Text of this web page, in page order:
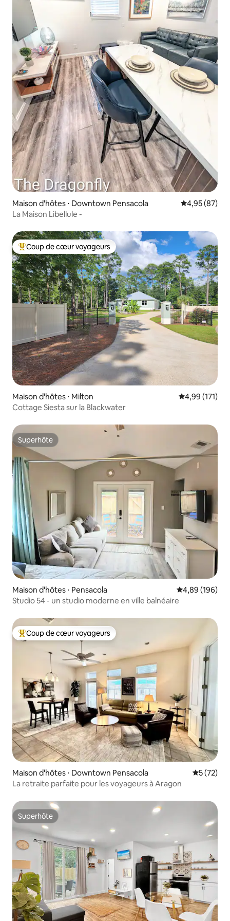
Maison d'hôtes ⋅ Downtown Pensacola Évaluation
4,95 (87)
La Maison Libellule -
Coups de cœur voyageurs les plus appréciés
Coup de cœur voyageurs
Maison d'hôtes ⋅ Milton Évaluation
4,99 (171)
Cottage Siesta sur la Blackwater
Superhôte
Superhôte
Maison d'hôtes ⋅ Pensacola Évaluation
4,89 (196)
Studio 54 - un studio moderne en ville balnéaire
Coups de cœur voyageurs les plus appréciés
Coup de cœur voyageurs
Maison d'hôtes ⋅ Downtown Pensacola
5 (72)
La retraite parfaite pour les voyageurs à Aragon
Superhôte
Superhôte